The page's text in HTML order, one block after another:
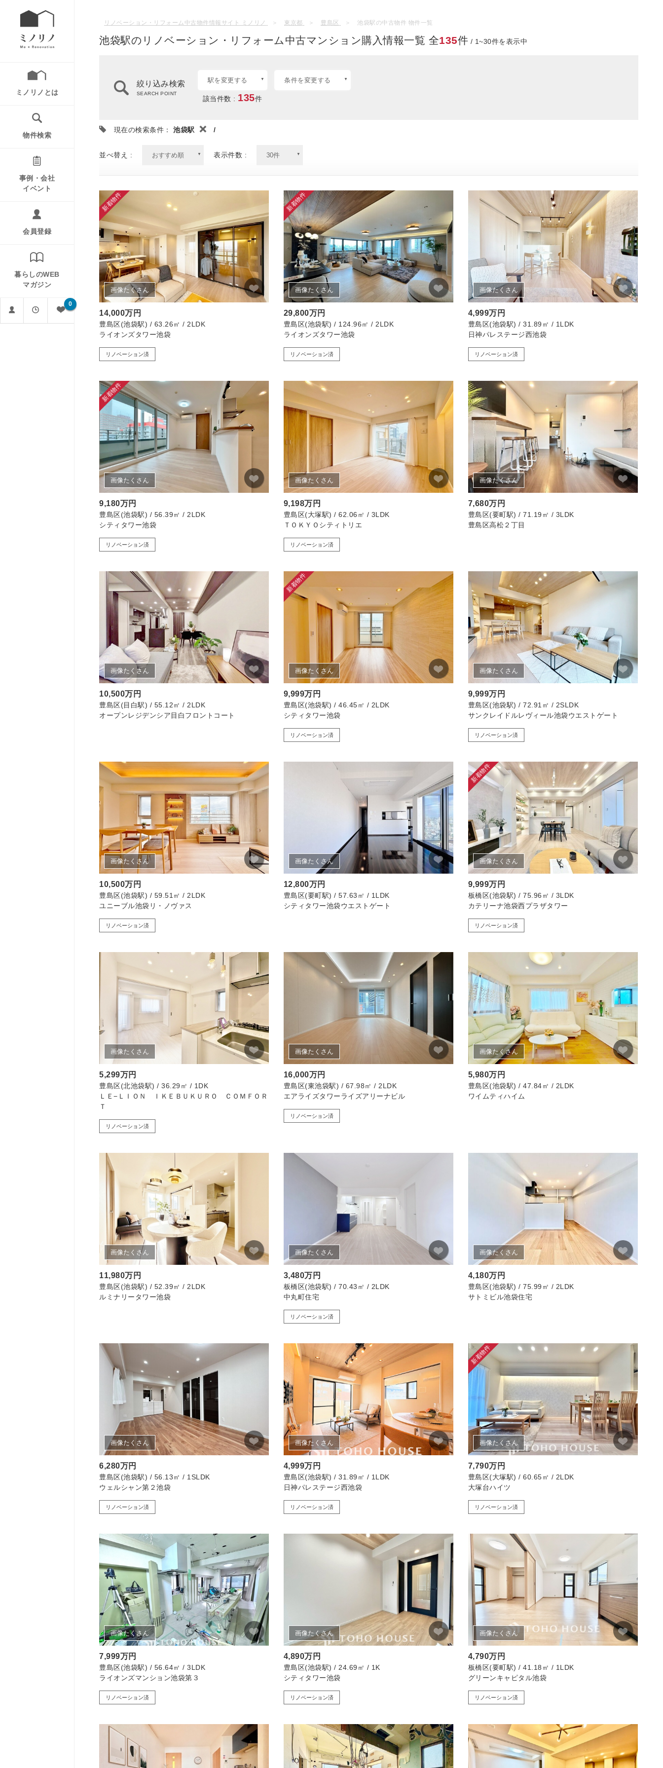
ミノリノとは
物件検索
事例・会社
イベント
会員登録
暮らしのWEB
マガジン
0
リノベーション・リフォーム中古物件情報サイト ミノリノ 東京都 豊島区 池袋駅の中古物件 物件一覧
池袋駅のリノベーション・リフォーム中古マンション購入情報一覧 全135件 / 1~30件を表示中
絞り込み検索
SEARCH POINT
駅を変更する 条件を変更する
該当件数 : 135件
現在の検索条件： 池袋駅 /
並べ替え : 表示件数 :
新着物件
画像たくさん
14,000万円
豊島区(池袋駅) / 63.26㎡ / 2LDK
ライオンズタワー池袋
リノベーション済
新着物件
画像たくさん
29,800万円
豊島区(池袋駅) / 124.96㎡ / 2LDK
ライオンズタワー池袋
リノベーション済
画像たくさん
4,999万円
豊島区(池袋駅) / 31.89㎡ / 1LDK
日神パレステージ西池袋
リノベーション済
新着物件
画像たくさん
9,180万円
豊島区(池袋駅) / 56.39㎡ / 2LDK
シティタワー池袋
リノベーション済
画像たくさん
9,198万円
豊島区(大塚駅) / 62.06㎡ / 3LDK
ＴＯＫＹＯシティトリエ
リノベーション済
画像たくさん
7,680万円
豊島区(要町駅) / 71.19㎡ / 3LDK
豊島区高松２丁目
画像たくさん
10,500万円
豊島区(目白駅) / 55.12㎡ / 2LDK
オープンレジデンシア目白フロントコート
新着物件
画像たくさん
9,999万円
豊島区(池袋駅) / 46.45㎡ / 2LDK
シティタワー池袋
リノベーション済
画像たくさん
9,999万円
豊島区(池袋駅) / 72.91㎡ / 2SLDK
サンクレイドルレヴィール池袋ウエストゲート
リノベーション済
画像たくさん
10,500万円
豊島区(池袋駅) / 59.51㎡ / 2LDK
ユニーブル池袋リ・ノヴァス
リノベーション済
画像たくさん
12,800万円
豊島区(要町駅) / 57.63㎡ / 1LDK
シティタワー池袋ウエストゲート
新着物件
画像たくさん
9,999万円
板橋区(池袋駅) / 75.96㎡ / 3LDK
カテリーナ池袋西プラザタワー
リノベーション済
画像たくさん
5,299万円
豊島区(北池袋駅) / 36.29㎡ / 1DK
ＬＥ−ＬＩＯＮ ＩＫＥＢＵＫＵＲＯ ＣＯＭＦＯＲ
Ｔ
リノベーション済
画像たくさん
16,000万円
豊島区(東池袋駅) / 67.98㎡ / 2LDK
エアライズタワーライズアリーナビル
リノベーション済
画像たくさん
5,980万円
豊島区(池袋駅) / 47.84㎡ / 2LDK
ワイムティハイム
画像たくさん
11,980万円
豊島区(池袋駅) / 52.39㎡ / 2LDK
ルミナリータワー池袋
画像たくさん
3,480万円
板橋区(池袋駅) / 70.43㎡ / 2LDK
中丸町住宅
リノベーション済
画像たくさん
4,180万円
豊島区(池袋駅) / 75.99㎡ / 2LDK
サトミビル池袋住宅
画像たくさん
6,280万円
豊島区(池袋駅) / 56.13㎡ / 1SLDK
ウェルシャン第２池袋
リノベーション済
画像たくさん
4,999万円
豊島区(池袋駅) / 31.89㎡ / 1LDK
日神パレステージ西池袋
リノベーション済
新着物件
画像たくさん
7,790万円
豊島区(大塚駅) / 60.65㎡ / 2LDK
大塚台ハイツ
リノベーション済
画像たくさん
7,999万円
豊島区(池袋駅) / 56.64㎡ / 3LDK
ライオンズマンション池袋第３
リノベーション済
画像たくさん
4,890万円
豊島区(池袋駅) / 24.69㎡ / 1K
シティタワー池袋
リノベーション済
画像たくさん
4,790万円
板橋区(要町駅) / 41.18㎡ / 1LDK
グリーンキャピタル池袋
リノベーション済